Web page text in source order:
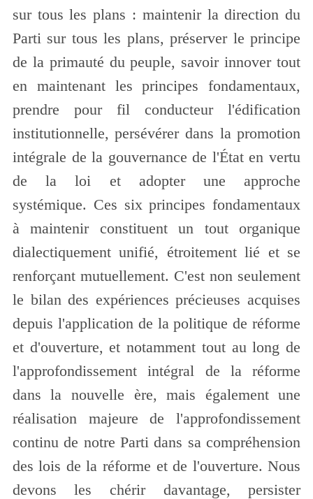
sur tous les plans : maintenir la direction du
Parti sur tous les plans, préserver le principe
de la primauté du peuple, savoir innover tout
en maintenant les principes fondamentaux,
prendre pour fil conducteur l'édification
institutionnelle, persévérer dans la promotion
intégrale de la gouvernance de l'État en vertu
de la loi et adopter une approche
systémique. Ces six principes fondamentaux
à maintenir constituent un tout organique
dialectiquement unifié, étroitement lié et se
renforçant mutuellement. C'est non seulement
le bilan des expériences précieuses acquises
depuis l'application de la politique de réforme
et d'ouverture, et notamment tout au long de
l'approfondissement intégral de la réforme
dans la nouvelle ère, mais également une
réalisation majeure de l'approfondissement
continu de notre Parti dans sa compréhension
des lois de la réforme et de l'ouverture. Nous
devons les chérir davantage, persister